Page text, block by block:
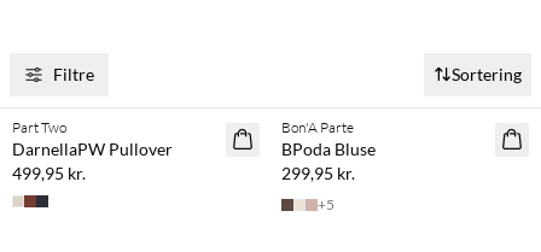
Filtre Sortering
NYHED
Køb min. 2 & spar 20%
Part Two
DarnellaPW Pullover
499,95 kr.
NYHED
Bon'A Parte
BPoda Bluse
299,95 kr.
+5